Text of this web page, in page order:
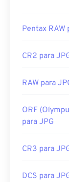
Group
Lançamento
Use nosso
Pentax RAW
CR2 para
RAW para
ORF
para JPG
CR3 para
DCS para